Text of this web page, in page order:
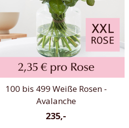
100 bis 499 Weiße Rosen -
Avalanche
235,-